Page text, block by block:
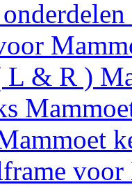
L & R )